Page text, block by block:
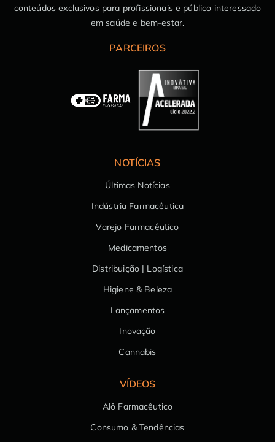
conteúdos exclusivos para profissionais e público interessado
em saúde e bem-estar.
PARCEIROS
NOTÍCIAS
Últimas Notícias
Indústria Farmacêutica
Varejo Farmacêutico
Medicamentos
Distribuição | Logística
Higiene & Beleza
Lançamentos
Inovação
Cannabis
VÍDEOS
Alô Farmacêutico
Consumo & Tendências